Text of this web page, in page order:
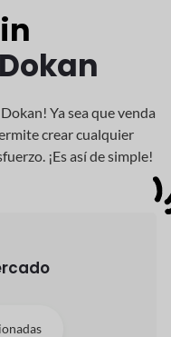
Ya sea que venda
crear cualquier
¡Es así de simple!